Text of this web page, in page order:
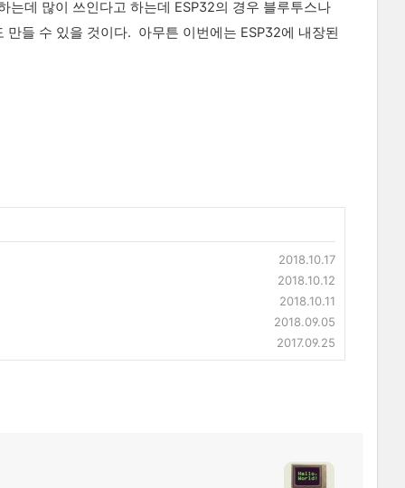
는데 많이 쓰인다고 하는데 ESP32의 경우 블루투스나
들 수 있을 것이다. 아무튼 이번에는 ESP32에 내장된
2018.10.17
2018.10.12
2018.10.11
2018.09.05
2017.09.25